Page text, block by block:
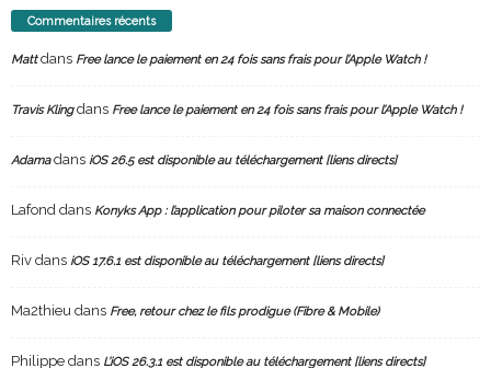
Commentaires récents
Mattdans Free lance le paiement en 24 fois sans frais pour l’Apple Watch !
Travis Klingdans Free lance le paiement en 24 fois sans frais pour l’Apple Watch !
Adamadans iOS 26.5 est disponible au téléchargement [liens directs]
Lafond dans Konyks App : l’application pour piloter sa maison connectée
Riv dans iOS 17.6.1 est disponible au téléchargement [liens directs]
Ma2thieu dans Free, retour chez le fils prodigue (Fibre & Mobile)
Philippe dans L’iOS 26.3.1 est disponible au téléchargement [liens directs]